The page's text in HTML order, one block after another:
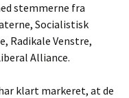
stemmerne fra
Socialistisk
Radikale Venstre,
Alliance.
klart markeret, at de